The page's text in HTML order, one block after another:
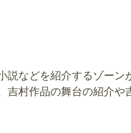
などを紹介するゾーン
吉村作品の舞台の紹介や